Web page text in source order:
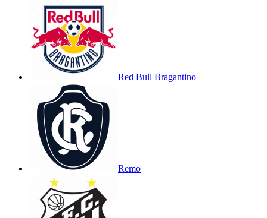
Red Bull Bragantino
Remo